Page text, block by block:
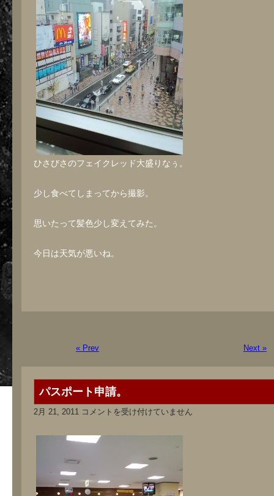
ひさびさのフェイクレッド大盛りなぅ。
少し食べてしまってから撮影。
思いたって髪色少し変えてみた。
今日は天気が悪いね。
« Prev Next »
パスポート申請。
2月 21, 2011 パ
ー
ト
コメントを受け付けていません